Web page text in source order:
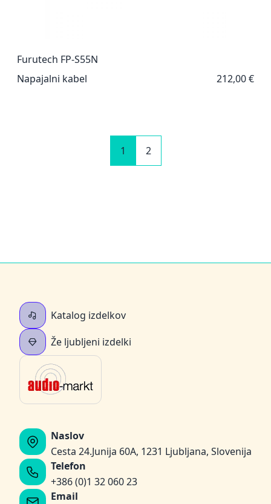
Furutech FP-S55N
Napajalni kabel
212,00 €
1 2
Katalog izdelkov
Že ljubljeni izdelki
Naslov
Cesta 24.Junija 60A, 1231 Ljubljana, Slovenija
Telefon
+386 (0)1 32 060 23
Email